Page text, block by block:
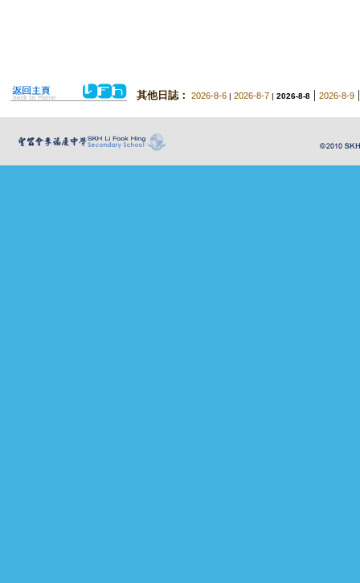
其他日誌： 2026-8-6 | 2026-8-7 | 2026-8-8 | 2026-8-9